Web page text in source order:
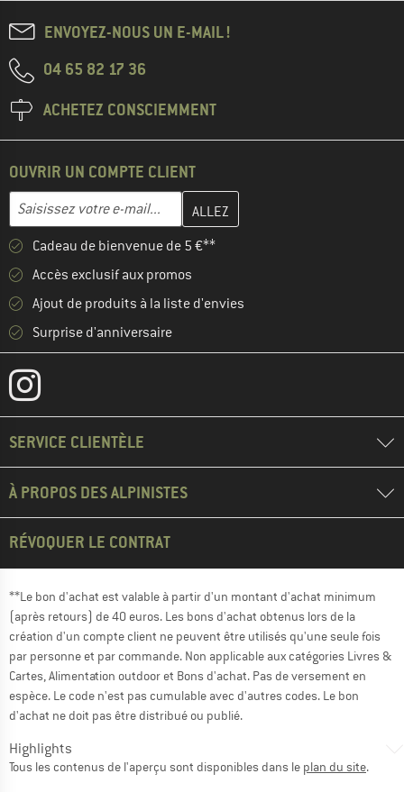
ENVOYEZ-NOUS UN E-MAIL !
04 65 82 17 36
ACHETEZ CONSCIEMMENT
OUVRIR UN COMPTE CLIENT
Adresse e-mail
Entrez votre adresse e-mail ici et créez votre compte client à la
Cadeau de bienvenue de 5 €**
Accès exclusif aux promos
Ajout de produits à la liste d'envies
Surprise d'anniversaire
SERVICE CLIENTÈLE
À PROPOS DES ALPINISTES
RÉVOQUER LE CONTRAT
**Le bon d'achat est valable à partir d'un montant d'achat minimum
(après retours) de 40 euros. Les bons d'achat obtenus lors de la
création d'un compte client ne peuvent être utilisés qu'une seule fois
par personne et par commande. Non applicable aux catégories Livres &
Cartes, Alimentation outdoor et Bons d'achat. Pas de versement en
espèce. Le code n'est pas cumulable avec d'autres codes. Le bon
d'achat ne doit pas être distribué ou publié.
Highlights
Tous les contenus de l'aperçu sont disponibles dans le plan du site.